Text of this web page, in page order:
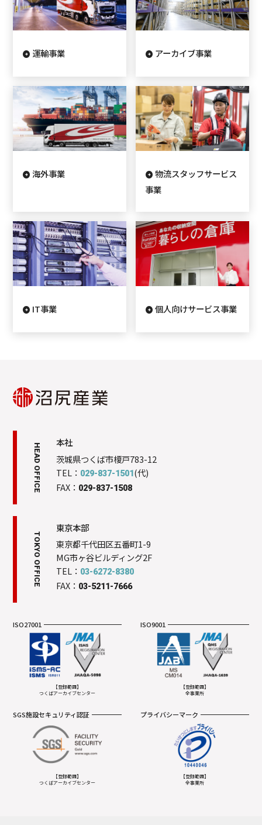
運輸事業 アーカイブ事業
海外事業
物流スタッフサービス
事業
IT事業 個人向けサービス事業
HEAD OFFICE
本社
茨城県つくば市榎戸783-12
TEL： 029-837-1501(代)
FAX： 029-837-1508
TOKYO OFFICE
東京本部
東京都千代田区五番町1-9
MG市ヶ谷ビルディング2F
TEL： 03-6272-8380
FAX： 03-5211-7666
ISO27001
【登録範囲】
つくばアーカイブセンター
ISO9001
【登録範囲】
全事業所
SGS施設セキュリティ認証
【登録範囲】
つくばアーカイブセンター
プライバシーマーク
【登録範囲】
全事業所